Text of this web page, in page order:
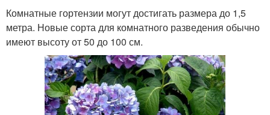
Комнатные гортензии могут достигать размера до 1,5
метра. Новые сорта для комнатного разведения обычно
имеют высоту от 50 до 100 см.